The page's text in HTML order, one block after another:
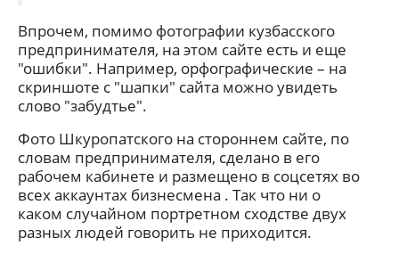
Впрочем, помимо фотографии кузбасского
предпринимателя, на этом сайте есть и еще
"ошибки". Например, орфографические – на
скриншоте с "шапки" сайта можно увидеть
слово "забудтье".
Фото Шкуропатского на стороннем сайте, по
словам предпринимателя, сделано в его
рабочем кабинете и размещено в соцсетях во
всех аккаунтах бизнесмена . Так что ни о
каком случайном портретном сходстве двух
разных людей говорить не приходится.